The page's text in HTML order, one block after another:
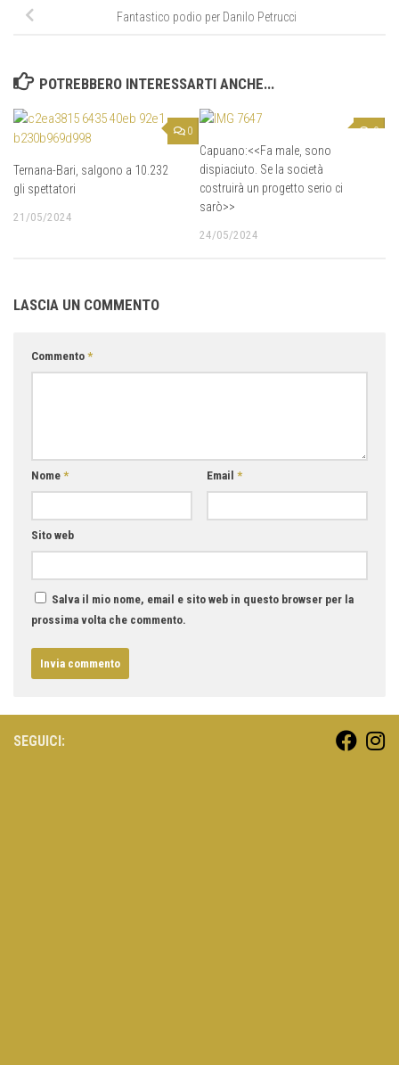
Fantastico podio per Danilo Petrucci
POTREBBERO INTERESSARTI ANCHE...
0
Ternana-Bari, salgono a 10.232
gli spettatori
21/05/2024
0
Capuano:<<Fa male, sono
dispiaciuto. Se la società
costruirà un progetto serio ci
sarò>>
24/05/2024
LASCIA UN COMMENTO
Commento *
Nome * Email *
Sito web
Salva il mio nome, email e sito web in questo browser per la
prossima volta che commento.
SEGUICI: